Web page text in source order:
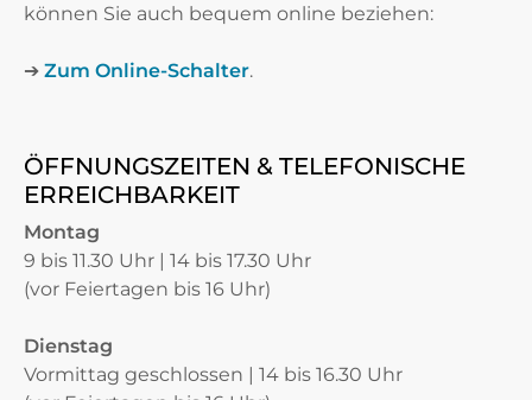
können Sie auch bequem online beziehen:
➔ Zum Online-Schalter.
ÖFFNUNGSZEITEN & TELEFONISCHE
ERREICHBARKEIT
Montag
9 bis 11.30 Uhr | 14 bis 17.30 Uhr
(vor Feiertagen bis 16 Uhr)
Dienstag
Vormittag geschlossen | 14 bis 16.30 Uhr